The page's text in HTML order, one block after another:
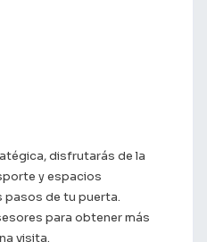
disfrutarás de la
y espacios
de tu puerta.
para obtener más
visita.